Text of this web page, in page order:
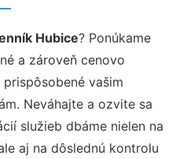
Hubice? Ponúkame
a zároveň cenovo
vašim
Neváhajte a ozvite sa
služieb dbáme nielen na
aj na dôslednú kontrolu